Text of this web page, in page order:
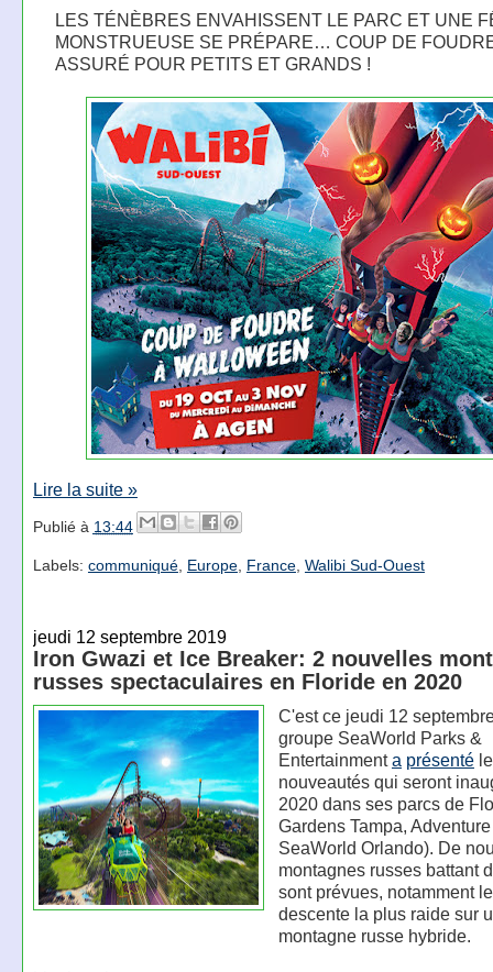
LES TÉNÈBRES ENVAHISSENT LE PARC ET UNE
MONSTRUEUSE SE PRÉPARE… COUP DE
ASSURÉ POUR PETITS ET GRANDS !
Lire la suite »
Publié à 13:44
Labels: communiqué, Europe, France, Walibi Sud-Ouest
jeudi 12 septembre 2019
Iron Gwazi et Ice Breaker: 2 nouvelles
russes spectaculaires en Floride en 2020
C'est ce jeudi 12
groupe SeaWorld Parks &
Entertainmenta présenté
nouveautés qui seront
2020 dans ses parcs de
Gardens Tampa,
SeaWorld Orlando). De
montagnes russes battant
sont prévues, notamment
descente la plus raide sur
montagne russe hybride.